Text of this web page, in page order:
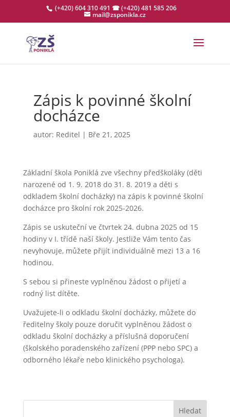
(+420) 604 310 491 ☎ (+420) 481 585 206
mail@zsponikla.cz
Zápis k povinné školní
docházce
autor: Reditel | Bře 21, 2025
Základní škola Poniklá zve všechny předškoláky (děti
narozené od 1. 9. 2018 do 31. 8. 2019 a děti s
odkladem školní docházky) na zápis k povinné školní
docházce pro školní rok 2025-2026.
Zápis se uskuteční ve čtvrtek 24. dubna 2025 od 15
hodiny v I. třídě naší školy. Jestliže Vám tento čas
nevyhovuje, můžete přijít individuálně mezi 13 a 16
hodinou.
S sebou si přineste vyplněnou žádost o přijetí a
rodný list dítěte.
Uvažujete-li o odkladu školní docházky, můžete do
ředitelny školy pouze doručit vyplněnou žádost o
odkladu školní docházky a příslušná doporučení
(školského poradenského zařízení (PPP nebo SPC) a
odborného lékaře nebo klinického psychologa).